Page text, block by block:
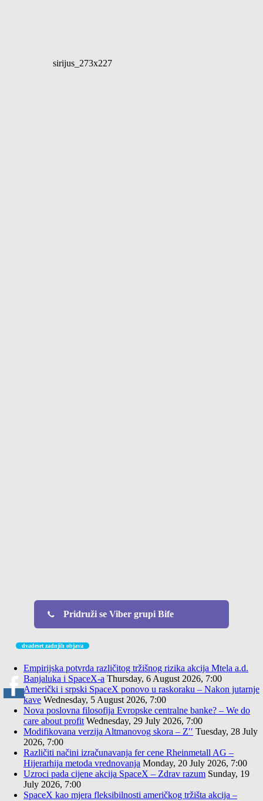
sirijus_273x227
Pridruži se Viber grupi Bife
dvadeset zadnjih objava
Empirijska potvrda različitog tržišnog rizika akcija Mtela a.d.
Banjaluka i SpaceX-a Thursday, 6 August 2026, 7:00
Američki i srpski SpaceX ponovo u raskoraku – Nakon jutarnje
kave Wednesday, 5 August 2026, 7:00
Nova poslovna filosofija Evropske centralne banke? – We do
care about profit Wednesday, 29 July 2026, 7:00
Modifikovana verzija Altmanovog skora – Z′′ Tuesday, 28 July
2026, 7:00
Različiti načini izračunavanja fer cene Rheinmetall AG –
Hijerarhija metoda vrednovanja Monday, 20 July 2026, 7:00
Uzroci pada cijene akcija SpaceX – Zdrav razum Sunday, 19
July 2026, 7:00
SpaceX kao mjera fleksibilnosti američkog tržišta akcija –